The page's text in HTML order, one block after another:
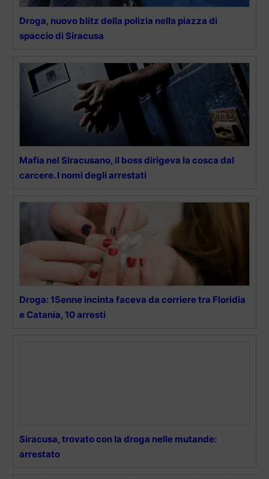
Droga, nuovo blitz della polizia nella piazza di
spaccio di Siracusa
Mafia nel Siracusano, il boss dirigeva la cosca dal
carcere. I nomi degli arrestati
Droga: 15enne incinta faceva da corriere tra Floridia
e Catania, 10 arresti
Siracusa, trovato con la droga nelle mutande:
arrestato